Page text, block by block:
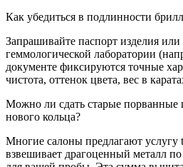
Как убедиться в подлинности
Запрашивайте паспорт изделия
геммологической лаборатории
документе фиксируются точные
чистота, оттенок цвета, вес в
Можно ли сдать старые порванные
нового кольца?
Многие салоны предлагают услугу
взвешивает драгоценный металл